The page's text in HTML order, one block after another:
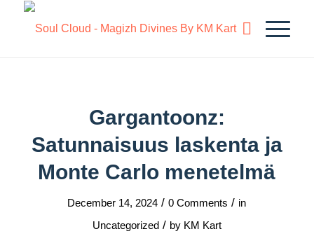
Gargantoonz:
Satunnaisuus laskenta ja
Monte Carlo menetelmä
December 14, 2024 / 0 Comments / in
Uncategorized / by KM Kart